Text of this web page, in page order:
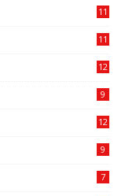
11
11
12
9
12
9
7